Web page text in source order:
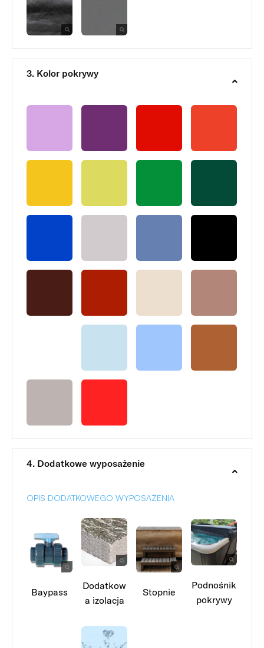
3. Kolor pokrywy
4. Dodatkowe wyposażenie
OPIS DODATKOWEGO WYPOSAŻENIA
Baypass
Dodatkow
a izolacja
Stopnie
Podnośnik
pokrywy